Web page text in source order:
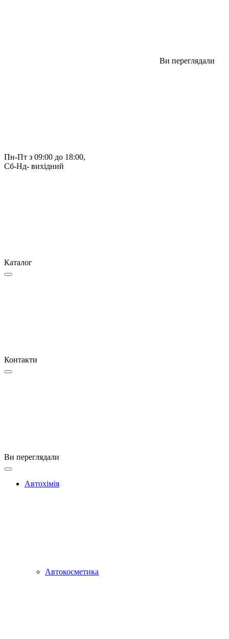
Ви переглядали
Пн-Пт з 09:00 до 18:00,
Сб-Нд- вихідний
Каталог
Контакти
Ви переглядали
Автохімія
Автокосметика